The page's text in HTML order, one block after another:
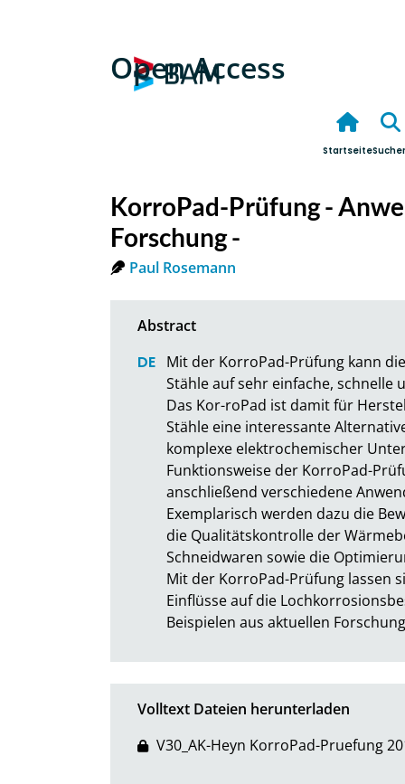
Open Access
Startseite
KorroPad-Prüfung -
Forschung -
Paul Rosemann
Mit der KorroPad-Prüfung kann
Stähle auf sehr einfache, schnelle
Das Kor-roPad ist damit für
Stähle eine interessante
komplexe elektrochemischer
Funktionsweise der KorroPad-
anschließend verschiedene
Exemplarisch werden dazu die
die Qualitätskontrolle der
Schneidwaren sowie die
Mit der KorroPad-Prüfung lassen
Einflüsse auf die
Beispielen aus aktuellen
Volltext Dateien herunterladen
V30_AK-Heyn KorroPad-Pruefung